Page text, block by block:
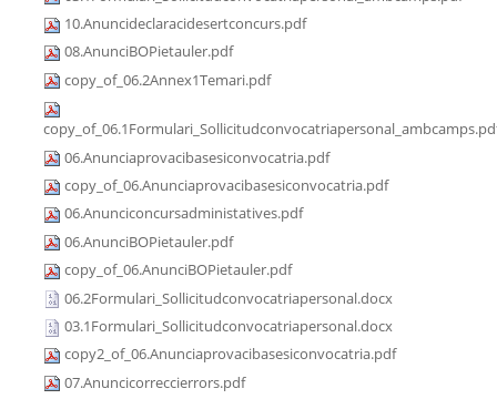
10.Anuncideclaracidesertconcurs.pdf
08.AnunciBOPietauler.pdf
copy_of_06.2Annex1Temari.pdf
06.Anunciaprovacibasesiconvocatria.pdf
copy_of_06.Anunciaprovacibasesiconvocatria.pdf
06.Anunciconcursadministatives.pdf
06.AnunciBOPietauler.pdf
copy_of_06.AnunciBOPietauler.pdf
06.2Formulari_Sollicitudconvocatriapersonal.docx
03.1Formulari_Sollicitudconvocatriapersonal.docx
copy2_of_06.Anunciaprovacibasesiconvocatria.pdf
07.Anuncicorreccierrors.pdf